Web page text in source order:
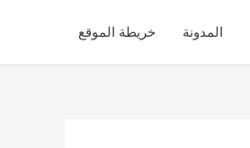
المدونة خريطة الموقع